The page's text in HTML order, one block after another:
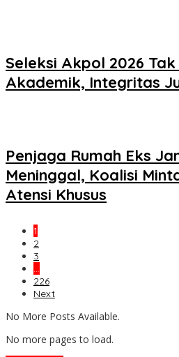
Seleksi Akpol 2026
Akademik, Integritas
Penjaga Rumah Eks
Meninggal, Koalisi
Atensi Khusus
1
2
3
…
226
Next
No More Posts Available.
No more pages to load.